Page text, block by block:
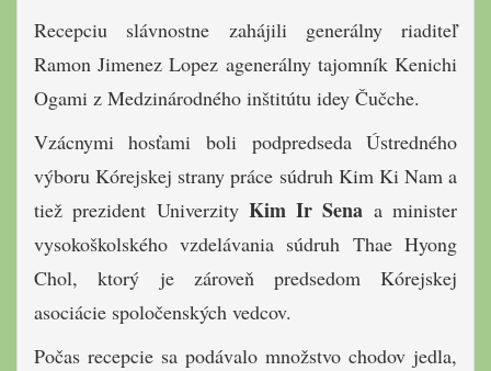
Recepciu slávnostne zahájili generálny riaditeľ
Ramon Jimenez Lopez agenerálny tajomník Kenichi
Ogami z Medzinárodného inštitútu idey Čučche.
Vzácnymi hosťami boli podpredseda Ústredného
výboru Kórejskej strany práce súdruh Kim Ki Nam a
tiež prezident Univerzity Kim Ir Sena a minister
vysokoškolského vzdelávania súdruh Thae Hyong
Chol, ktorý je zároveň predsedom Kórejskej
asociácie spoločenských vedcov.
Počas recepcie sa podávalo množstvo chodov jedla,